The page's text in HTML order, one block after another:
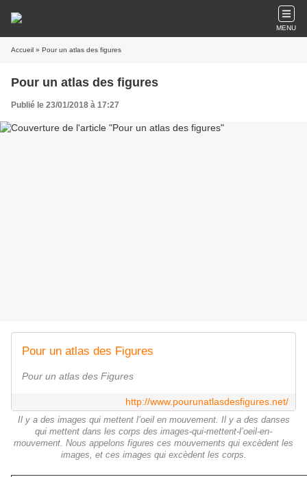
MENU
Accueil » Pour un atlas des figures
Pour un atlas des figures
Publié le 23/01/2018 à 17:27
Pour un atlas des Figures
Pour un atlas des Figures
http://www.pourunatlasdesfigures.net/
Il y a des images qui mettent l’oeil en mouvement. Il y a des danses
qui mettent dans les corps des images-qui-mettent-l’oeil-en-
mouvement. Nous appelons figures ces mouvements qui excèdent les
images, et ces images qui excèdent les corps.